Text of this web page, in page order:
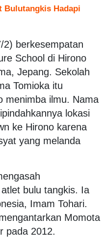
Bulutangkis Hadapi
2) berkesempatan
School di Hirono
Jepang. Sekolah
Tomioka itu
menimba ilmu. Nama
lokasi
ke Hirono karena
yang melanda
bulu tangkis. Ia
Imam Tohari.
Momota
pada 2012.